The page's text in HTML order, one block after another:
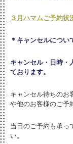
３月ハマムご予約状
＊キャンセルについ
キャンセル・日時・
ております。
キャンセル待ちのお
や他のお客様のご予
当日のご予約も承っ
い。